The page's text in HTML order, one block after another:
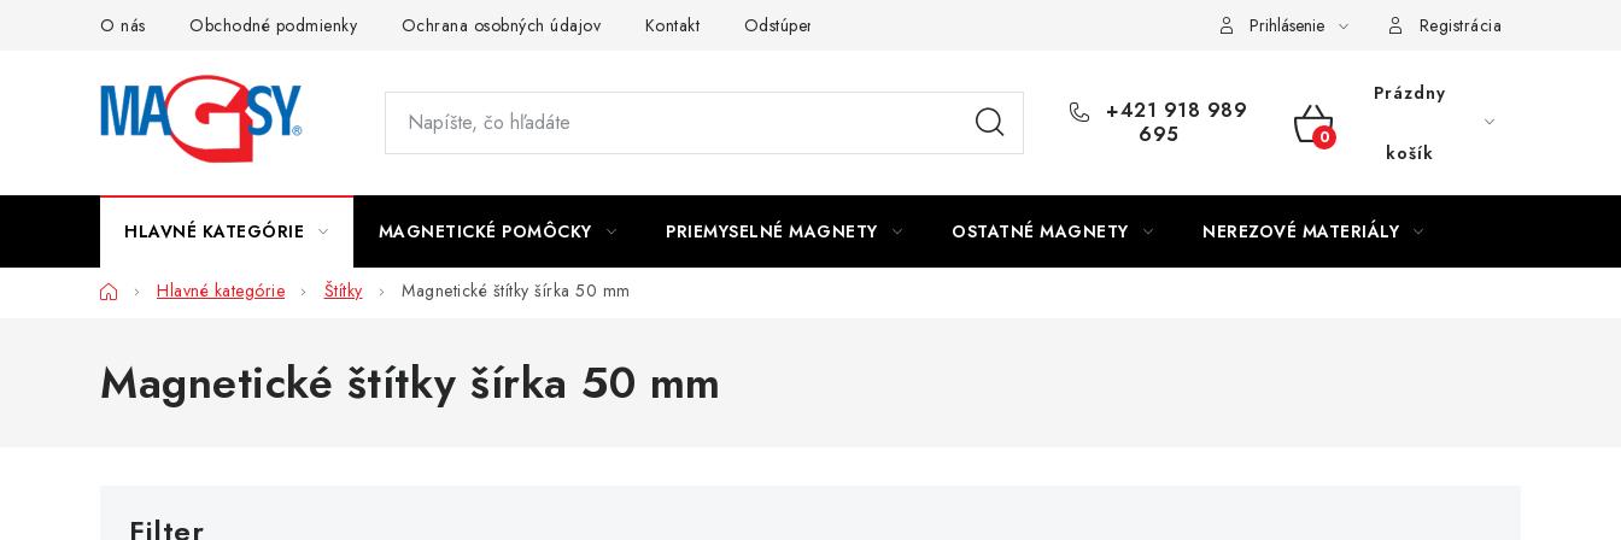
O nás Obchodné podmienky Ochrana osobných údajov Kontakt Odstúpenie od zmluvy Prihlásenie Registrácia
+421 918 989
695
NÁKUPNÝ
Prázdny
košík
HLAVNÉ KATEGÓRIE MAGNETICKÉ POMÔCKY PRIEMYSELNÉ MAGNETY OSTATNÉ MAGNETY NEREZOVÉ MATERIÁLY
DomovHlavné kategórie Štítky Magnetické štítky šírka 50 mm
Magnetické štítky šírka 50 mm